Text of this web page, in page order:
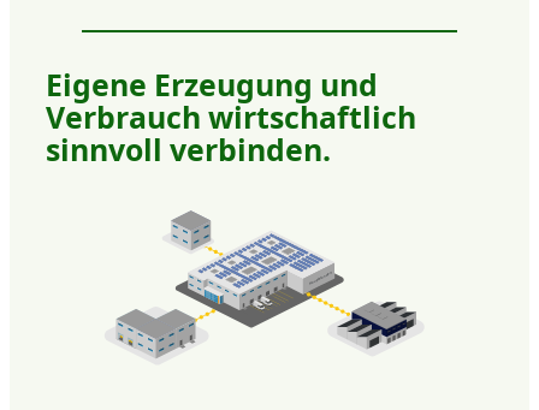
Eigene Erzeugung und
Verbrauch wirtschaftlich
sinnvoll verbinden.